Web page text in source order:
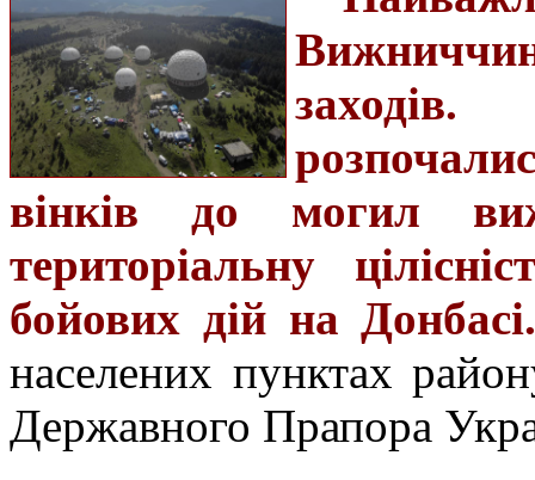
вінків до могил
територіальну
бойових дій на
населених пунктах
Державного Прапора